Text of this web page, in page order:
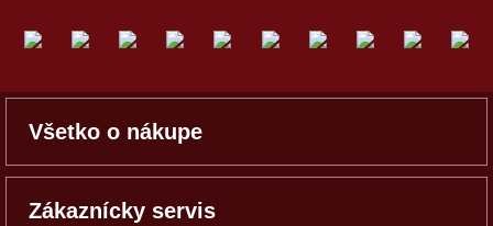
Všetko o nákupe
Zákaznícky servis